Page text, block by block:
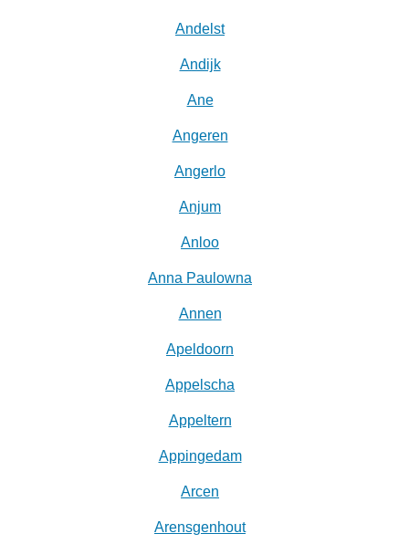
Andelst
Andijk
Ane
Angeren
Angerlo
Anjum
Anloo
Anna Paulowna
Annen
Apeldoorn
Appelscha
Appeltern
Appingedam
Arcen
Arensgenhout